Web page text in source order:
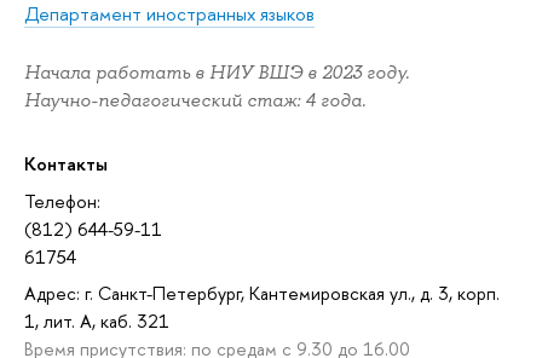
Департамент иностранных языков
Начала работать в НИУ ВШЭ в 2023 году.
Научно-педагогический стаж: 4 года.
Контакты
Телефон:
(812) 644-59-11
61754
Адрес: г. Санкт-Петербург, Кантемировская ул., д. 3, корп.
1, лит. А, каб. 321
Время присутствия: по средам с 9.30 до 16.00